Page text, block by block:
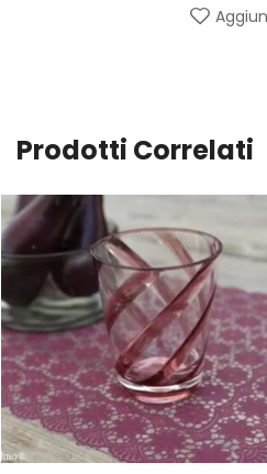
Prodotti Correlati